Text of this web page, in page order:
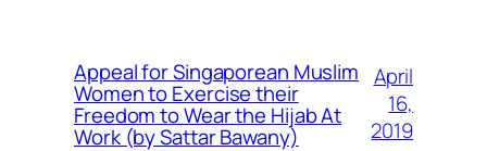
Appeal for Singaporean Muslim
Women to Exercise their
Freedom to Wear the Hijab At
Work (by Sattar Bawany)
April
16,
2019